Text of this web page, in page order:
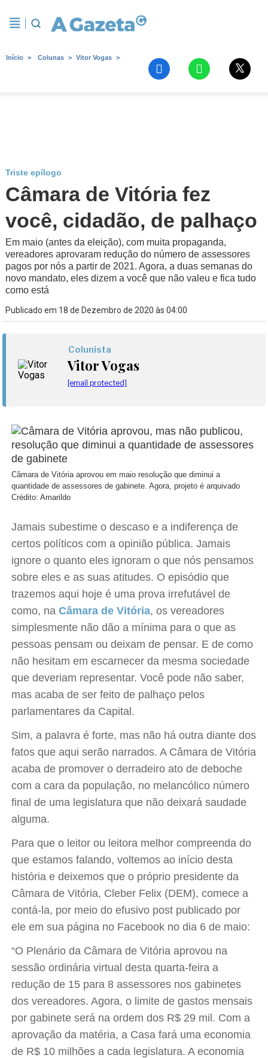
Início Colunas Vitor Vogas
Triste epílogo
Câmara de Vitória fez
você, cidadão, de palhaço
Em maio (antes da eleição), com muita propaganda,
vereadores aprovaram redução do número de assessores
pagos por nós a partir de 2021. Agora, a duas semanas do
novo mandato, eles dizem a você que não valeu e fica tudo
como está
Publicado em 18 de Dezembro de 2020 às 04:00
Colunista
Vitor Vogas
[email protected]
Câmara de Vitória aprovou em maio resolução que diminui a
quantidade de assessores de gabinete. Agora, projeto é arquivado
Crédito: Amarildo
Jamais subestime o descaso e a indiferença de
certos políticos com a opinião pública. Jamais
ignore o quanto eles ignoram o que nós pensamos
sobre eles e as suas atitudes. O episódio que
trazemos aqui hoje é uma prova irrefutável de
como, naCâmara de Vitória, os vereadores
simplesmente não dão a mínima para o que as
pessoas pensam ou deixam de pensar. E de como
não hesitam em escarnecer da mesma sociedade
que deveriam representar. Você pode não saber,
mas acaba de ser feito de palhaço pelos
parlamentares da Capital.
Sim, a palavra é forte, mas não há outra diante dos
fatos que aqui serão narrados. A Câmara de Vitória
acaba de promover o derradeiro ato de deboche
com a cara da população, no melancólico número
final de uma legislatura que não deixará saudade
alguma.
Para que o leitor ou leitora melhor compreenda do
que estamos falando, voltemos ao início desta
história e deixemos que o próprio presidente da
Câmara de Vitória, Cleber Felix (DEM), comece a
contá-la, por meio do efusivo post publicado por
ele em sua página no Facebook no dia 6 de maio:
“O Plenário da Câmara de Vitória aprovou na
sessão ordinária virtual desta quarta-feira a
redução de 15 para 8 assessores nos gabinetes
dos vereadores. Agora, o limite de gastos mensais
por gabinete será na ordem dos R$ 29 mil. Com a
aprovação da matéria, a Casa fará uma economia
de R$ 10 milhões a cada legislatura. A economia